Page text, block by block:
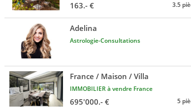
163.- € 3.5
Astrologie-Consultations
Adelina
IMMOBILIER à vendre France
695'000.- € 5
France / Maison / Villa